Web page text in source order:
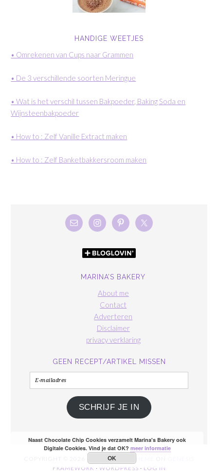
HANDIGE WEETJES
• Omrekenen van Cups naar Grammen
• De 3 verschillende soorten Meringue
• Wat is het verschil tussen Bakpoeder, Baking Soda en
Wijnsteenbakpoeder
• How to : Zelf Vanille Extract maken
• How to : Zelf Banketbakkersroom maken
MARINA’S BAKERY
About me
Contact
Adverteren
Disclaimer
privacy verklaring
GEEN RECEPT/ARTIKEL MISSEN
E-
mailadres
SCHRIJF JE IN
COPYRIGHT © 2026 · FOODIE PRO THEME
FRAMEWORK · WORDPRESS · LOG IN
Naast Chocolate Chip Cookies verzamelt Marina's Bakery ook
Digitale Cookies. Vind je dat OK? meer informatie
OK